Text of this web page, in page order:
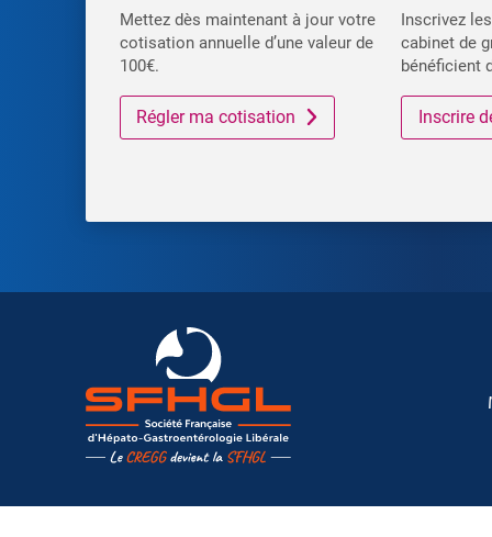
Mettez dès maintenant à jour votre
cotisation annuelle d’une valeur de
100€.
Régler ma cotisation
Inscrivez
cabinet de
bénéficient
Inscrire